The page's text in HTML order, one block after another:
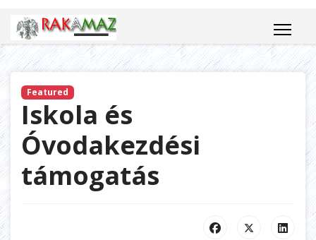
Featured
Iskola és
Óvodakezdési
támogatás